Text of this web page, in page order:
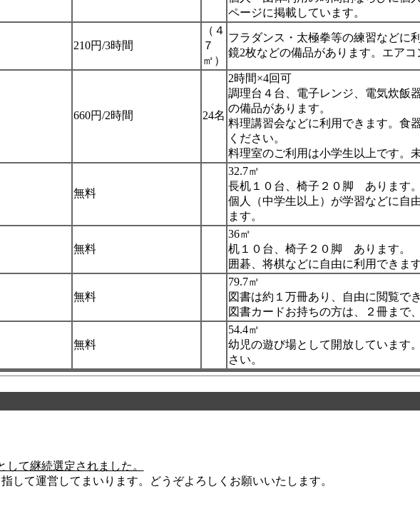
ページに掲載しています。
210円/3時間
（４
７
㎡）
フラダンス・太極拳等の練習などに
鏡2枚などの備品があります。エアコ
660円/2時間 24名
2時間×4回可
調理台４台、電子レンジ、電気炊飯
の備品があります。
料理講習会などに利用できます。食
ください。
料理室のご利用は小学生以上です。
無料
32.7㎡
長机１０台、椅子２０脚 あります。
個人（中学生以上）が学習などに自
ます。
無料
36㎡
机１０台、椅子２０脚 あります。
囲碁、将棋などに自由に利用できま
無料
79.7㎡
図書は約１万冊あり、自由に閲覧でき
図書カードお持ちの方は、２冊まで
無料
54.4㎡
幼児の遊び場として開放しています
さい。
て継続選定されました。
て運営してまいります。どうぞよろしくお願いいたします。